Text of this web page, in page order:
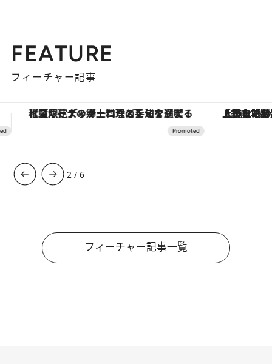
FEATURE
フィーチャー記事
【銀座で出合う最旬美容】美髪ケアや上質な眠り…セルフケアのアップデートから、特別な名入れギフトまで。大人のための「ReFa GINZA」クルーズ
3 /6
フィーチャー記事一覧